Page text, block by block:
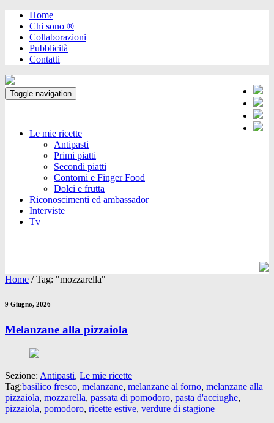
Home
Chi sono ®️
Collaborazioni
Pubblicità
Contatti
Toggle navigation
Le mie ricette
Antipasti
Primi piatti
Secondi piatti
Contorni e Finger Food
Dolci e frutta
Riconoscimenti ed ambassador
Interviste
Tv
Home /Tag: "mozzarella"
9 Giugno, 2026
Melanzane alla pizzaiola
Sezione: Antipasti, Le mie ricette
Tag:basilico fresco, melanzane, melanzane al forno, melanzane alla
pizzaiola, mozzarella, passata di pomodoro, pasta d'acciughe,
pizzaiola, pomodoro, ricette estive, verdure di stagione